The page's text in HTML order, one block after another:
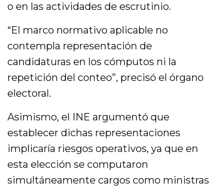
o en las actividades de escrutinio.
“El marco normativo aplicable no
contempla representación de
candidaturas en los cómputos ni la
repetición del conteo”, precisó el órgano
electoral.
Asimismo, el INE argumentó que
establecer dichas representaciones
implicaría riesgos operativos, ya que en
esta elección se computaron
simultáneamente cargos como ministras